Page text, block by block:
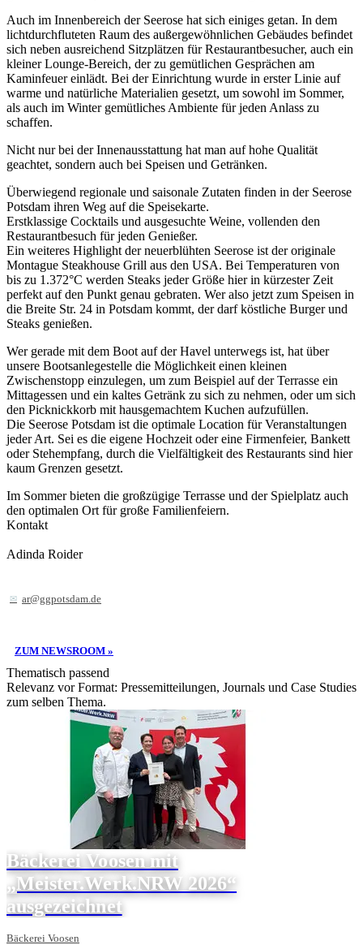
Auch im Innenbereich der Seerose hat sich einiges getan. In dem
lichtdurchfluteten Raum des außergewöhnlichen Gebäudes befindet
sich neben ausreichend Sitzplätzen für Restaurantbesucher, auch ein
kleiner Lounge-Bereich, der zu gemütlichen Gesprächen am
Kaminfeuer einlädt. Bei der Einrichtung wurde in erster Linie auf
warme und natürliche Materialien gesetzt, um sowohl im Sommer,
als auch im Winter gemütliches Ambiente für jeden Anlass zu
schaffen.
Nicht nur bei der Innenausstattung hat man auf hohe Qualität
geachtet, sondern auch bei Speisen und Getränken.
Überwiegend regionale und saisonale Zutaten finden in der Seerose
Potsdam ihren Weg auf die Speisekarte.
Erstklassige Cocktails und ausgesuchte Weine, vollenden den
Restaurantbesuch für jeden Genießer.
Ein weiteres Highlight der neuerblühten Seerose ist der originale
Montague Steakhouse Grill aus den USA. Bei Temperaturen von
bis zu 1.372°C werden Steaks jeder Größe hier in kürzester Zeit
perfekt auf den Punkt genau gebraten. Wer also jetzt zum Speisen in
die Breite Str. 24 in Potsdam kommt, der darf köstliche Burger und
Steaks genießen.
Wer gerade mit dem Boot auf der Havel unterwegs ist, hat über
unsere Bootsanlegestelle die Möglichkeit einen kleinen
Zwischenstopp einzulegen, um zum Beispiel auf der Terrasse ein
Mittagessen und ein kaltes Getränk zu sich zu nehmen, oder um sich
den Picknickkorb mit hausgemachtem Kuchen aufzufüllen.
Die Seerose Potsdam ist die optimale Location für Veranstaltungen
jeder Art. Sei es die eigene Hochzeit oder eine Firmenfeier, Bankett
oder Stehempfang, durch die Vielfältigkeit des Restaurants sind hier
kaum Grenzen gesetzt.
Im Sommer bieten die großzügige Terrasse und der Spielplatz auch
den optimalen Ort für große Familienfeiern.
Kontakt
Adinda Roider
ar@ggpotsdam.de
ZUM NEWSROOM »
Thematisch passend
Relevanz vor Format: Pressemitteilungen, Journals und Case Studies
zum selben Thema.
Bäckerei Voosen mit
„Meister.Werk.NRW 2026“
ausgezeichnet
Bäckerei Voosen